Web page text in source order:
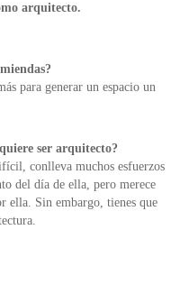
arquitecto.
para generar un espacio un
ser arquitecto?
conlleva muchos esfuerzos
del día de ella, pero merece
ella. Sin embargo, tienes que